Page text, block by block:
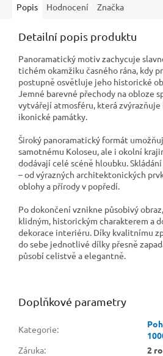
Popis Hodnocení Značka
Detailní popis produktu
Panoramatický motiv zachycuje
tichém okamžiku časného rána, kdy
postupně osvětluje jeho historické
Jemné barevné přechody na obloze
vytvářejí atmosféru, která
ikonické památky.
Široký panoramatický formát
samotnému Koloseu, ale i okolní
dodávají celé scéně hloubku.
– od výrazných architektonických
oblohy a přírody v popředí.
Po dokončení vznikne působivý
klidným, historickým charakterem a
dekorace interiéru. Díky kvalitnímu
do sebe jednotlivé dílky přesně
působí celistvě a elegantně.
Doplňkové parametry
Kategorie:
Záruka:
2